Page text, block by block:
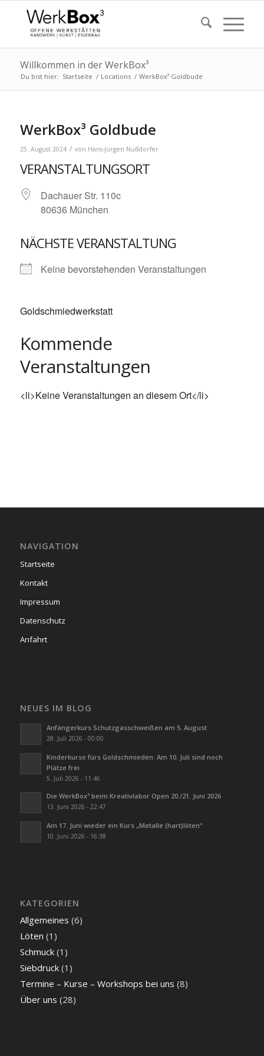
Willkommen in der WerkBox³
Du bist hier: Startseite / Locations / WerkBox³ Goldbude
WerkBox³ Goldbude
25. August 2024 / von Hans-Jürgen Nußdorfer
VERANSTALTUNGSORT
Dachauer Str. 110c
80636 München
NÄCHSTE VERANSTALTUNG
Keine bevorstehenden Veranstaltungen
Goldschmiedwerkstatt
Kommende
Veranstaltungen
<li>Keine Veranstaltungen an diesem Ort</li>
NAVIGATION
Startseite
Kontakt
Impressum
Datenschutz
Anfahrt
NEUES IM BLOG
Anfängerkurs Schutzgasschweißen am 5. August
28. Juli 2026 - 00:00
Kinderkurse fürs Goldschmieden: Am 10. Juli sind noch
Plätze frei
5. Juli 2026 - 11:46
Die WerkBox³ beim Kreativlabor Open 20./21. Juni 2026
13. Juni 2026 - 22:47
Am 17. Juni wieder ein Kurs „Metalle (hart)löten“
10. Juni 2026 - 16:38
KATEGORIEN
Allgemeines (6)
Löten (1)
Schmuck(1)
Siebdruck(1)
Termine – Kurse – Workshops bei uns (8)
Über uns (28)